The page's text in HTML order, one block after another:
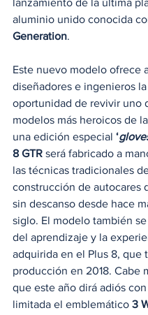
lanzamiento de la última
aluminio unido conocida
Generation.
Este nuevo modelo ofrece
diseñadores e ingenieros la
oportunidad de revivir uno
modelos más heroicos de
una edición especial ‘
8 GTR será fabricado a
las técnicas tradicionales
construcción de autocares
sin descanso desde hace
siglo. El modelo también
del aprendizaje y la
adquirida en el Plus 8, que
producción en 2018. Cabe
que este año dirá adiós
limitada el emblemático 3